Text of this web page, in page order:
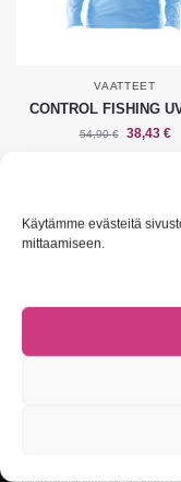
Käytämme evästeitä
mittaamiseen.
VAATTEET
CONTROL FISHING
54,90€ 38,43 €
Näytetään kaikki 2 tulosta